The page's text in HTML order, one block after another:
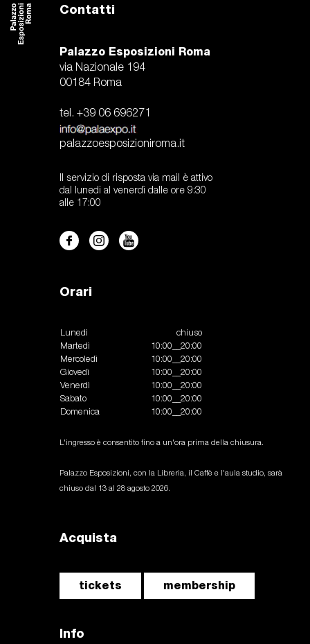
Contatti
Palazzo Esposizioni Roma
via Nazionale 194
00184 Roma
tel. +39 06 696271
palazzoesposizioniroma.it
Il servizio di risposta via mail è attivo
dal lunedi al venerdì dalle ore 9:30
alle 17:00
Orari
Lunedì
chiuso
Martedì
10:00__20:00
Mercoledì
10:00__20:00
Giovedì
10:00__20:00
Venerdì
10:00__20:00
Sabato
10:00__20:00
Domenica
10:00__20:00
L'ingresso è consentito fino a un'ora prima della chiusura.
Palazzo Esposizioni, con la Libreria, il Caffè e l'aula studio, sarà
chiuso dal 13 al 28 agosto 2026.
Acquista
tickets membership
Info